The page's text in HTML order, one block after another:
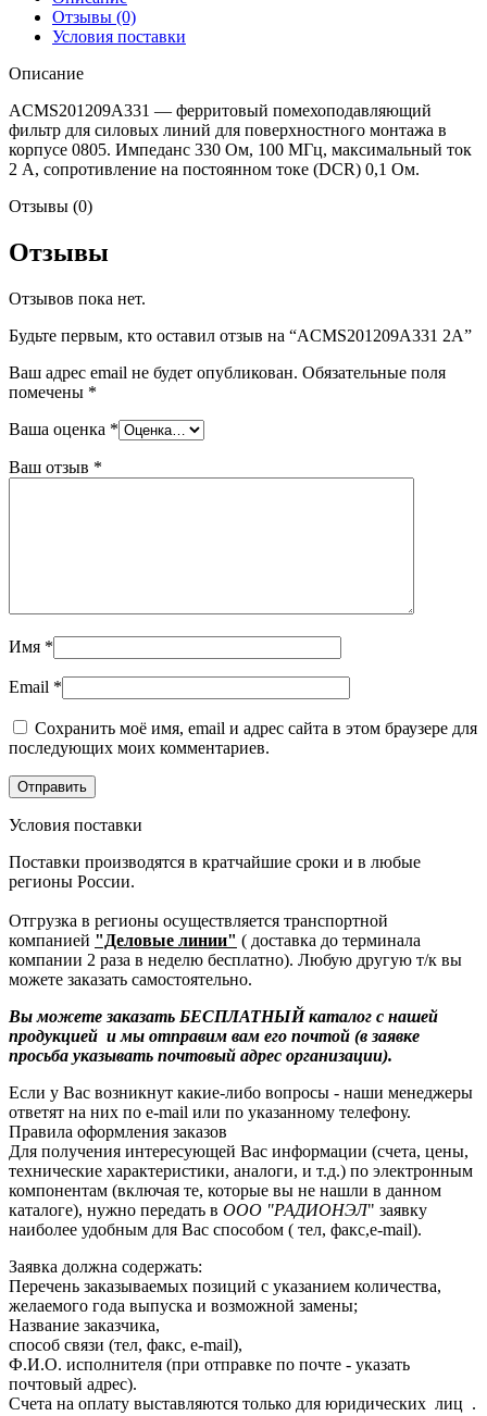
Отзывы (0)
Условия поставки
Описание
ACMS201209A331 — ферритовый помехоподавляющий
фильтр для силовых линий для поверхностного монтажа в
корпусе 0805. Импеданс 330 Ом, 100 МГц, максимальный ток
2 А, сопротивление на постоянном токе (DCR) 0,1 Ом.
Отзывы (0)
Отзывы
Отзывов пока нет.
Будьте первым, кто оставил отзыв на “ACMS201209A331 2A”
Ваш адрес email не будет опубликован. Обязательные поля
помечены *
Ваша оценка *
Ваш отзыв *
Имя *
Email *
Сохранить моё имя, email и адрес сайта в этом браузере для
последующих моих комментариев.
Условия поставки
Поставки производятся в кратчайшие сроки и в любые
регионы России.
Отгрузка в регионы осуществляется транспортной
компанией "Деловые линии" ( доставка до терминала
компании 2 раза в неделю бесплатно). Любую другую т/к вы
можете заказать самостоятельно.
Вы можете заказать БЕСПЛАТНЫЙ каталог с нашей
продукцией и мы отправим вам его почтой (в заявке
просьба указывать почтовый адрес организации).
Если у Вас возникнут какие-либо вопросы - наши менеджеры
ответят на них по e-mail или по указанному телефону.
Правила оформления заказов
Для получения интересующей Вас информации (счета, цены,
технические характеристики, аналоги, и т.д.) по электронным
компонентам (включая те, которые вы не нашли в данном
каталоге), нужно передать в ООО "РАДИОНЭЛ" заявку
наиболее удобным для Вас способом ( тел, факс,e-mail).
Заявка должна содержать:
Перечень заказываемых позиций с указанием количества,
желаемого года выпуска и возможной замены;
Название заказчика,
способ связи (тел, факс, e-mail),
Ф.И.О. исполнителя (при отправке по почте - указать
почтовый адрес).
Счета на оплату выставляются только для юридических лиц .